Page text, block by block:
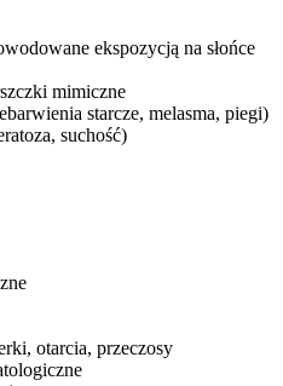
ekspozycją na słońce
mimiczne
starcze, melasma, piegi)
suchość)
otarcia, przeczosy